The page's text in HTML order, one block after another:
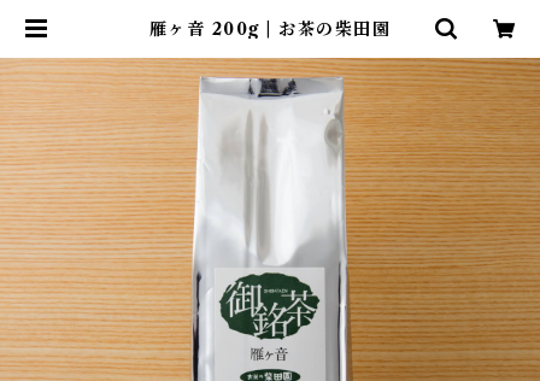
雁ヶ音 200g | お茶の柴田園